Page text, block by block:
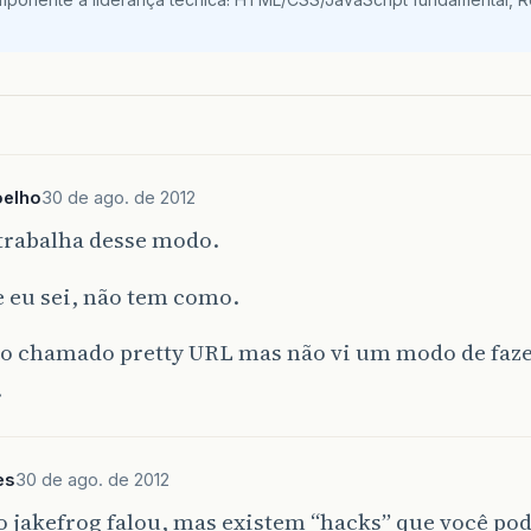
30 de ago. de 2012
desse modo.
eu sei, não tem como.
chamado pretty URL mas não vi um modo de
30 de ago. de 2012
jakefrog falou, mas existem “hacks” que você